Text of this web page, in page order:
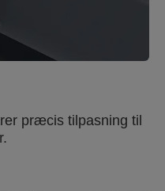
præcis tilpasning til